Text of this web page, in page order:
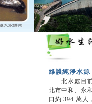
維護純淨水
北水處目前
北市中和、永
口約 394 萬人